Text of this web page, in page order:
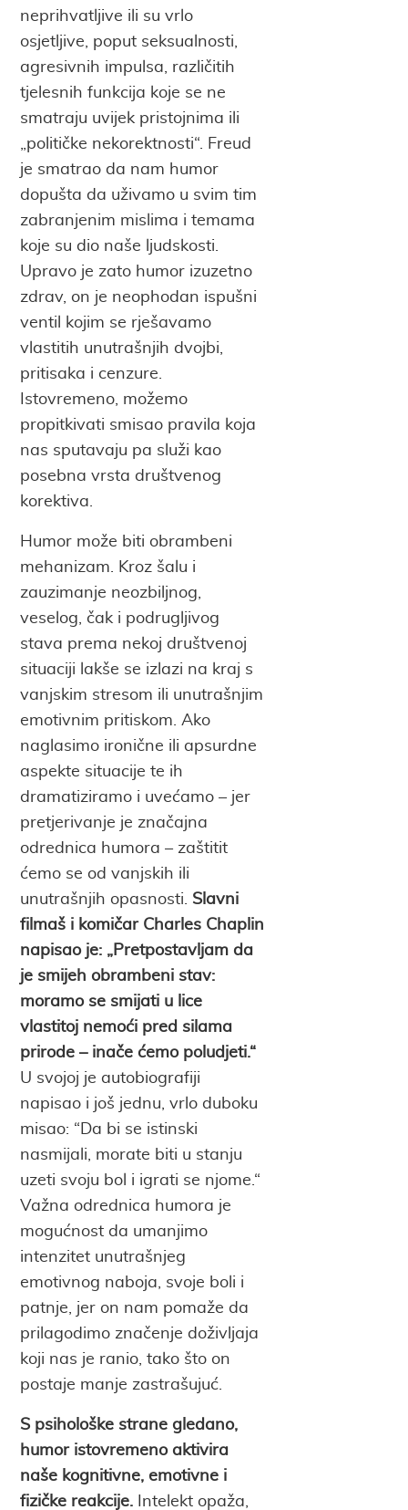
neprihvatljive ili su vrlo
osjetljive, poput seksualnosti,
agresivnih impulsa, različitih
tjelesnih funkcija koje se ne
smatraju uvijek pristojnima ili
„političke nekorektnosti“. Freud
je smatrao da nam humor
dopušta da uživamo u svim tim
zabranjenim mislima i temama
koje su dio naše ljudskosti.
Upravo je zato humor izuzetno
zdrav, on je neophodan ispušni
ventil kojim se rješavamo
vlastitih unutrašnjih dvojbi,
pritisaka i cenzure.
Istovremeno, možemo
propitkivati smisao pravila koja
nas sputavaju pa služi kao
posebna vrsta društvenog
korektiva.
Humor može biti obrambeni
mehanizam. Kroz šalu i
zauzimanje neozbiljnog,
veselog, čak i podrugljivog
stava prema nekoj društvenoj
situaciji lakše se izlazi na kraj s
vanjskim stresom ili unutrašnjim
emotivnim pritiskom. Ako
naglasimo ironične ili apsurdne
aspekte situacije te ih
dramatiziramo i uvećamo – jer
pretjerivanje je značajna
odrednica humora – zaštitit
ćemo se od vanjskih ili
unutrašnjih opasnosti. Slavni
filmaš i komičar Charles Chaplin
napisao je: „Pretpostavljam da
je smijeh obrambeni stav:
moramo se smijati u lice
vlastitoj nemoći pred silama
prirode – inače ćemo poludjeti.“
U svojoj je autobiografiji
napisao i još jednu, vrlo duboku
misao: “Da bi se istinski
nasmijali, morate biti u stanju
uzeti svoju bol i igrati se njome.“
Važna odrednica humora je
mogućnost da umanjimo
intenzitet unutrašnjeg
emotivnog naboja, svoje boli i
patnje, jer on nam pomaže da
prilagodimo značenje doživljaja
koji nas je ranio, tako što on
postaje manje zastrašujuć.
S psihološke strane gledano,
humor istovremeno aktivira
naše kognitivne, emotivne i
fizičke reakcije. Intelekt opaža,